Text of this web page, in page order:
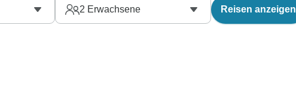
2 Erwachsene Reisen anzeigen